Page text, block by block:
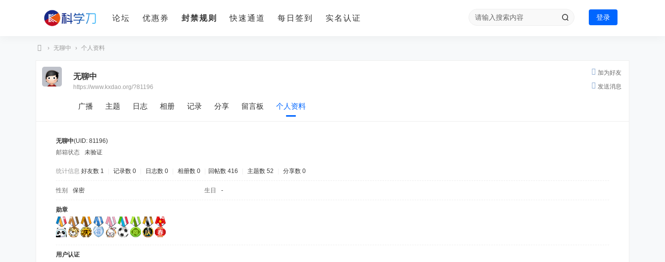
论坛 优惠券 封禁规则 快速通道 每日签到 实名认证 登录
› 无聊中 › 个人资料
加为好友
发送消息
无聊中
https://www.kxdao.org/?81196
广播 主题 日志 相册 记录 分享 留言板 个人资料
无聊中(UID: 81196)
邮箱状态
未验证
统计信息 好友数 1 记录数 0 日志数 0 相册数 0 回帖数 416 主题数 52 分享数 0
性别 保密 生日 -
勋章
用户认证